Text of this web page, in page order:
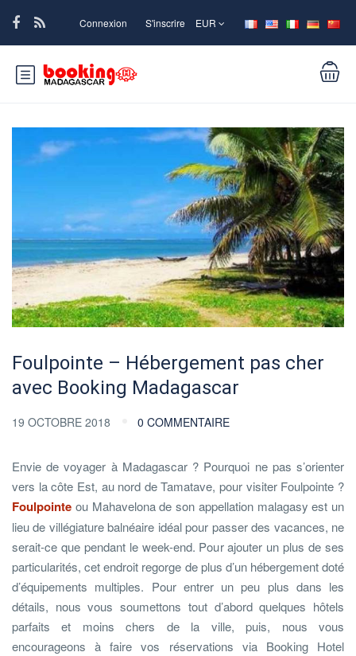
Connexion S'inscrire EUR
Foulpointe – Hébergement pas cher
avec Booking Madagascar
19 OCTOBRE 2018 0 COMMENTAIRE
Envie de voyager à Madagascar ? Pourquoi ne pas s’orienter
vers la côte Est, au nord de Tamatave, pour visiter Foulpointe ?
Foulpointe ou Mahavelona de son appellation malagasy est un
lieu de villégiature balnéaire idéal pour passer des vacances, ne
serait-ce que pendant le week-end. Pour ajouter un plus de ses
particularités, cet endroit regorge de plus d’un hébergement doté
d’équipements multiples. Pour entrer un peu plus dans les
détails, nous vous soumettons tout d’abord quelques hôtels
parfaits et moins chers de la ville, puis, nous vous
encourageons à faire vos réservations via Booking Hotel